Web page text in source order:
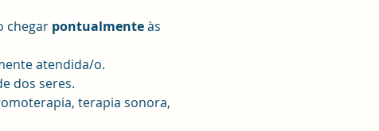
chegar pontualmente às
atendida/o.
dos seres.
terapia sonora,